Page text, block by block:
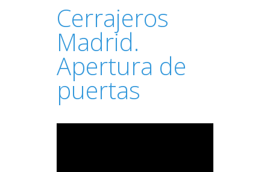
Cerrajeros
Madrid.
Apertura de
puertas